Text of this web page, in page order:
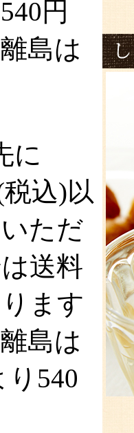
540円
島は
に
込)以
いただ
送料
ます
島は
り540